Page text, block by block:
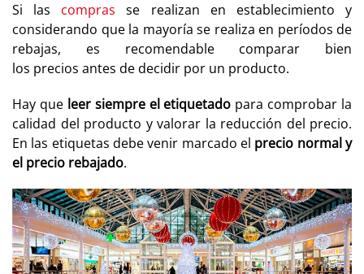
Si las comprasse realizan en establecimiento y
considerando que la mayoría se realiza en períodos de
rebajas, es recomendable comparar bien
los precios antes de decidir por un producto.
Hay queleer siempre el etiquetado para comprobar la
calidad del producto y valorar la reducción del precio.
En las etiquetas debe venir marcado el precio normal y
el precio rebajado.